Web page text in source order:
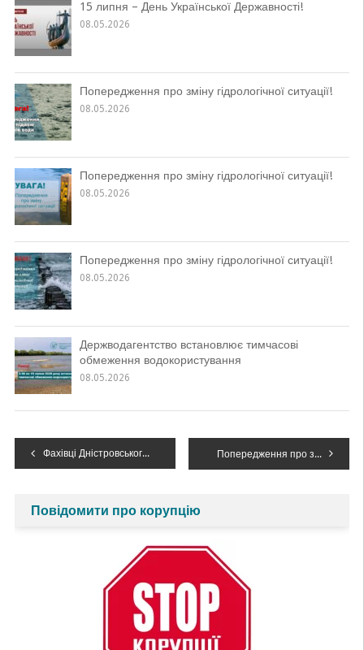
15 липня – День Української Державності!
08.05.2026
Попередження про зміну гідрологічної ситуації!
08.05.2026
Попередження про зміну гідрологічної ситуації!
08.05.2026
Попередження про зміну гідрологічної ситуації!
08.05.2026
Держводагентство встановлює тимчасові
обмеження водокористування
08.05.2026
Навігація
Фахівці Дністровського БУВР взяли участь у водній секторальній зустрічі Попередження про зміну гідрологічної ситуації
Повідомити про корупцію